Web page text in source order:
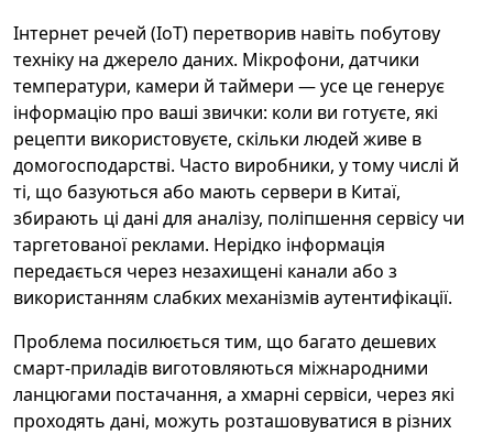
Інтернет речей (IoT) перетворив навіть побутову
техніку на джерело даних. Мікрофони, датчики
температури, камери й таймери — усе це генерує
інформацію про ваші звички: коли ви готуєте, які
рецепти використовуєте, скільки людей живе в
домогосподарстві. Часто виробники, у тому числі й
ті, що базуються або мають сервери в Китаї,
збирають ці дані для аналізу, поліпшення сервісу чи
таргетованої реклами. Нерідко інформація
передається через незахищені канали або з
використанням слабких механізмів аутентифікації.
Проблема посилюється тим, що багато дешевих
смарт-приладів виготовляються міжнародними
ланцюгами постачання, а хмарні сервіси, через які
проходять дані, можуть розташовуватися в різних